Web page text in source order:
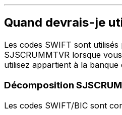
Quand devrais-je
Les codes SWIFT sont
SJSCRUMMTVR lorsque
utilisez appartient à la banque
Décomposition
Les codes SWIFT/BIC sont